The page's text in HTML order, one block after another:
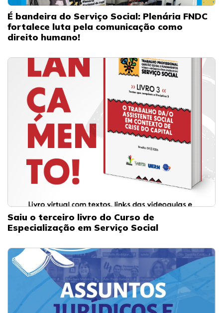
É bandeira do Serviço Social: Plenária FNDC
fortalece luta pela comunicação como
direito humano!
Saiu o terceiro livro do Curso de
Especialização em Serviço Social